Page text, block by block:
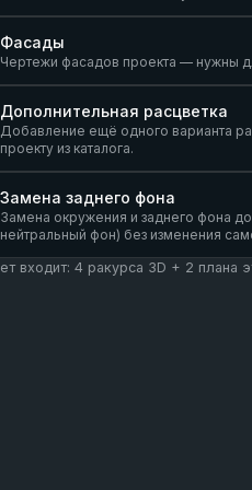
Фасады
Чертежи фасадов проекта — нужны
Дополнительная расцветка
Добавление ещё одного варианта
проекту из каталога.
Замена заднего фона
Замена окружения и заднего фона
нейтральный фон) без изменения
входит: 4 ракурса 3D + 2 плана